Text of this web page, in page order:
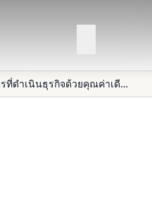
เอพี ไทยแลนด์ เบอร์หนึ่งอสังหาฯ ไทย เดินหน้าสู่องค์กรต้นแบบ สร้างการเติบโตทางธุรกิจคู่สังคมอย่างยั่งยืน มอบรางวัลให้ 12 พันธมิตรที่ดำเนินธุรกิจด้วยคุณค่าเดียวกัน